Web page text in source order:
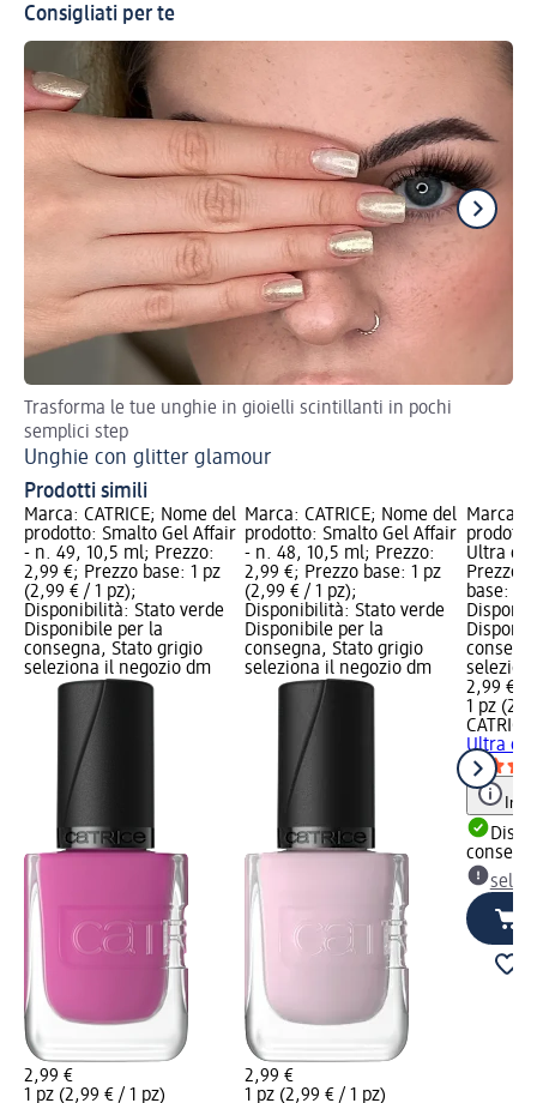
Consigliati per te
Trasforma le tue unghie in gioielli scintillanti in pochi
semplici step
Unghie con glitter glamour
Prodotti simili
Marca: CATRICE; Nome del
prodotto: Smalto Gel Affair
- n. 49, 10,5 ml; Prezzo:
2,99 €; Prezzo base: 1 pz
(2,99 € / 1 pz);
Disponibilità: Stato verde
Disponibile per la
consegna, Stato grigio
seleziona il negozio dm
2,99 €
1 pz (2,99 € / 1 pz)
Marca: CATRICE; Nome del
prodotto: Smalto Gel Affair
- n. 48, 10,5 ml; Prezzo:
2,99 €; Prezzo base: 1 pz
(2,99 € / 1 pz);
Disponibilità: Stato verde
Disponibile per la
consegna, Stato grigio
seleziona il negozio dm
2,99 €
1 pz (2,99 € / 1 pz)
Marca:
Ultra
Prezzo:
base: 1
2,99 €
1 pz
CATRICE
Ultra